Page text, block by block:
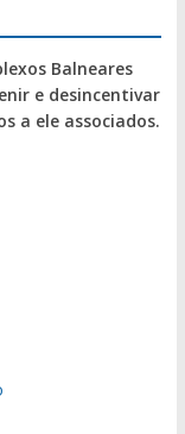
Balneares
e desincentivar
a ele associados.